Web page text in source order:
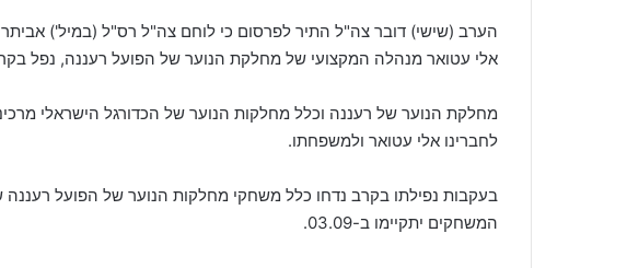
אלי עטואר מנהלה המקצועי של מחלקת הנוער של הפועל רעננה, נפל
מחלקת הנוער של רעננה וכלל מחלקות הנוער של הכדורגל הישראלי
לחברינו אלי עטואר ולמשפחתו.
בעקבות נפילתו בקרב נדחו כלל משחקי מחלקות הנוער של הפועל
המשחקים יתקיימו ב-03.09.